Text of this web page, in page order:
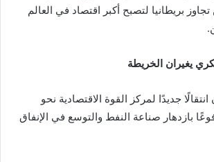
بريطانيا لتصبح أكبر اقتصاد في العالم
يغيران الخريطة
جديدًا لمركز القوة الاقتصادية نحو
بازدهار صناعة النفط والتوسع في الإنفاق